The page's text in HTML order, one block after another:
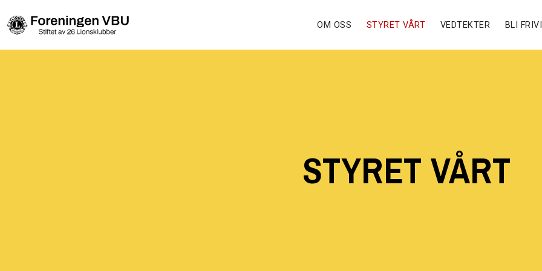
OM OSS STYRET VÅRT VEDTEKTER BLI
STYRET VÅRT​